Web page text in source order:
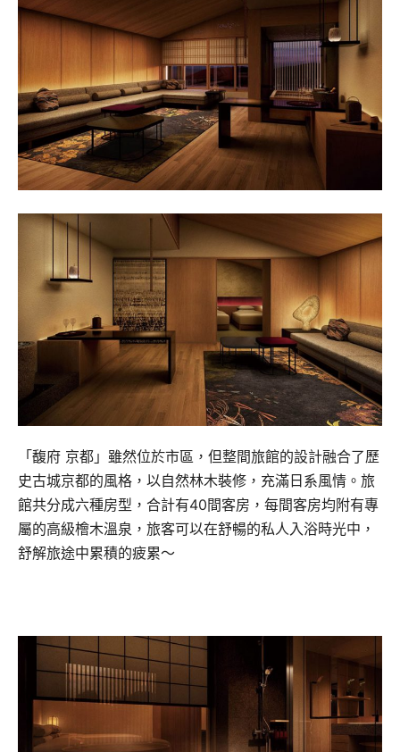
「馥府 京都」雖然位於市區，但整間旅館的設計融合了歷
史古城京都的風格，以自然林木裝修，充滿日系風情。旅
館共分成六種房型，合計有40間客房，每間客房均附有專
屬的高級檜木溫泉，旅客可以在舒暢的私人入浴時光中，
舒解旅途中累積的疲累～